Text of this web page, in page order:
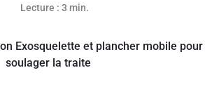
Lecture : 3 min.